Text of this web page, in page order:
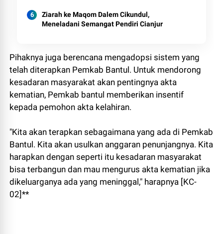
Ziarah ke Maqom Dalem Cikundul,
Meneladani Semangat Pendiri Cianjur
Pihaknya juga berencana mengadopsi sistem yang
telah diterapkan Pemkab Bantul. Untuk mendorong
kesadaran masyarakat akan pentingnya akta
kematian, Pemkab bantul memberikan insentif
kepada pemohon akta kelahiran.
"Kita akan terapkan sebagaimana yang ada di Pemkab
Bantul. Kita akan usulkan anggaran penunjangnya. Kita
harapkan dengan seperti itu kesadaran masyarakat
bisa terbangun dan mau mengurus akta kematian jika
dikeluarganya ada yang meninggal," harapnya [KC-
02]**